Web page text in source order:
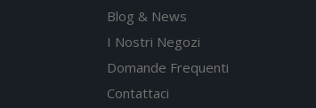
Blog & News
I Nostri Negozi
Domande Frequenti
Contattaci